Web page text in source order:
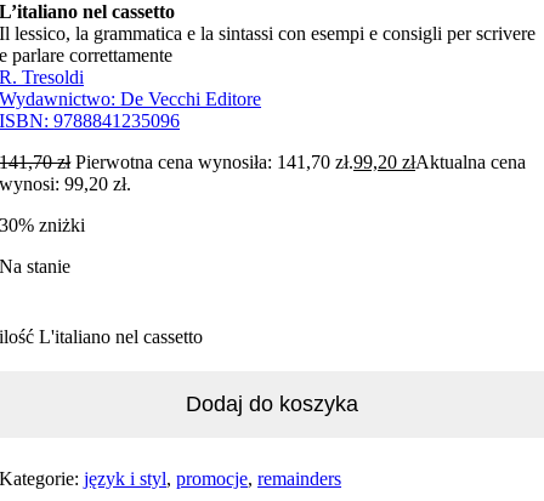
L’italiano nel cassetto
Il lessico, la grammatica e la sintassi con esempi e consigli per scrivere
e parlare correttamente
R. Tresoldi
Wydawnictwo:De Vecchi Editore
ISBN:9788841235096
141,70zł Pierwotna cena wynosiła: 141,70 zł.99,20złAktualna cena
wynosi: 99,20 zł.
30% zniżki
Na stanie
ilość L'italiano nel cassetto
Dodaj do koszyka
Kategorie:język i styl,promocje,remainders